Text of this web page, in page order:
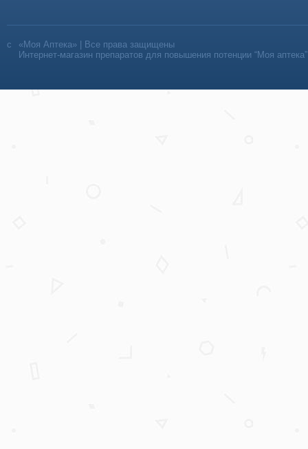
«Моя Аптека» | Все права защищены
Интернет-магазин препаратов для повышения потенции “Моя